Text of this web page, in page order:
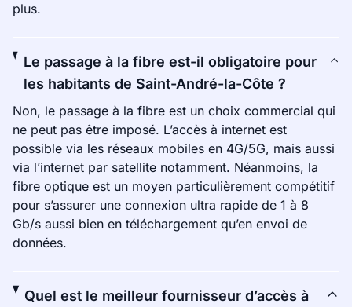
plus.
Le passage à la fibre est-il obligatoire pour
les habitants de Saint-André-la-Côte ?
Non, le passage à la fibre est un choix commercial qui
ne peut pas être imposé. L’accès à internet est
possible via les réseaux mobiles en 4G/5G, mais aussi
via l’internet par satellite notamment. Néanmoins, la
fibre optique est un moyen particulièrement compétitif
pour s’assurer une connexion ultra rapide de 1 à 8
Gb/s aussi bien en téléchargement qu’en envoi de
données.
Quel est le meilleur fournisseur d’accès à